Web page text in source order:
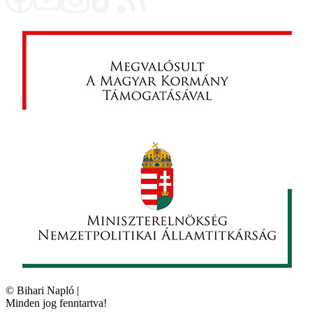
© Bihari Napló |
Minden jog fenntartva!